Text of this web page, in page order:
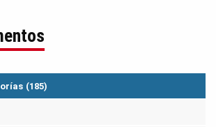
(185)